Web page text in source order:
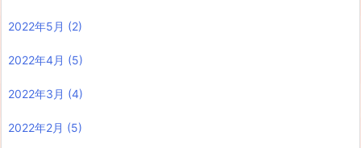
2022年5月 (2)
2022年4月 (5)
2022年3月 (4)
2022年2月 (5)